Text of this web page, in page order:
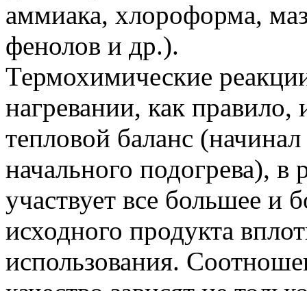
аммиака, хлороформа,
фенолов и др.).
Термохимические
нагревании, как
тепловой баланс
начального подогрева), в
участвует все большее и
исходного продукта
использования.